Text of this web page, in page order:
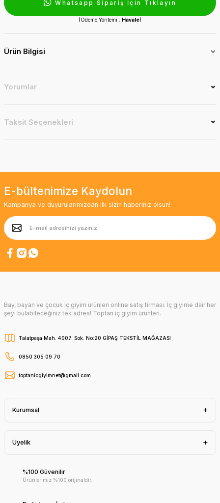
Whatsapp Sipariş İçin Tıklayın
(Ödeme Yöntemi : Havale)
Ürün Bilgisi
Yorumlar
Taksit Seçenekleri
E-bültenimize Kaydolun
Kampanya ve duyurularımızdan ilk sizin haberiniz olsun!
Bay, bayan ve çocuk iç giyim ürünleri online satış firması. İç giyime dair her
şeyi bulabileceğiniz tek adres! Toptan iç giyim ürünleri.
Talatpaşa Mah. 4007. Sok. No:20 GİPAŞ TEKSTİL MAĞAZASI
0850 305 09 70
toptanicgiyimnet@gmail.com
Kurumsal
Üyelik
%100 Güvenilir
Ürünlerimiz %100 orijinaldir.